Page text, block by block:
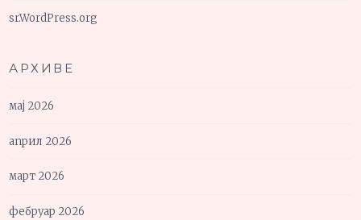
sr.WordPress.org
АРХИВЕ
мај 2026
април 2026
март 2026
фебруар 2026